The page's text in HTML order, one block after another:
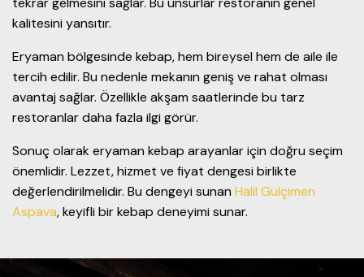
kalitesini yansıtır.
Eryaman bölgesinde kebap, hem bireysel hem de aile ile
tercih edilir. Bu nedenle mekanın geniş ve rahat olması
avantaj sağlar. Özellikle akşam saatlerinde bu tarz
restoranlar daha fazla ilgi görür.
Sonuç olarak eryaman kebap arayanlar için doğru seçim
önemlidir. Lezzet, hizmet ve fiyat dengesi birlikte
değerlendirilmelidir. Bu dengeyi sunan Halil Gülçimen
Aspava, keyifli bir kebap deneyimi sunar.